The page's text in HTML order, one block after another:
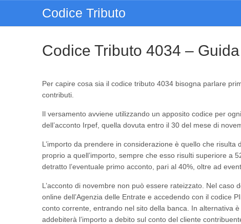
Codice Tributo
Codice Tributo 4034 – Guida
Per capire cosa sia il codice tributo 4034 bisogna parlare
contributi.
Il versamento avviene utilizzando un apposito codice per
dell’acconto Irpef, quella dovuta entro il 30 del mese di
L’importo da prendere in considerazione è quello che
proprio a quell’importo, sempre che esso risulti superiore a
detratto l’eventuale primo acconto, pari al 40%, oltre ad
L’acconto di novembre non può essere rateizzato. Nel
online dell’Agenzia delle Entrate e accedendo con il codice
conto corrente, entrando nel sito della banca. In alternativa
addebiterà l’importo a debito sul conto del cliente